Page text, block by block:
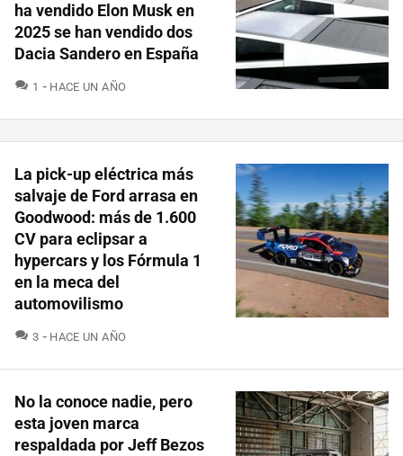
ha vendido Elon Musk en
2025 se han vendido dos
Dacia Sandero en España
1 COMENTARIOS
HACE UN AÑO
La pick-up eléctrica más
salvaje de Ford arrasa en
Goodwood: más de 1.600
CV para eclipsar a
hypercars y los Fórmula 1
en la meca del
automovilismo
3 COMENTARIOS
HACE UN AÑO
No la conoce nadie, pero
esta joven marca
respaldada por Jeff Bezos